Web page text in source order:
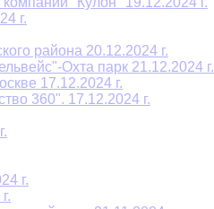
г.
района 20.12.2024 г.
Охта парк 21.12.2024 г.
17.12.2024 г.
360". 17.12.2024 г.
г.